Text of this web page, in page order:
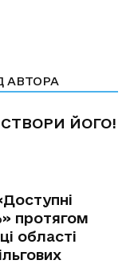
АВТОРА
ЙОГО!
протягом
області